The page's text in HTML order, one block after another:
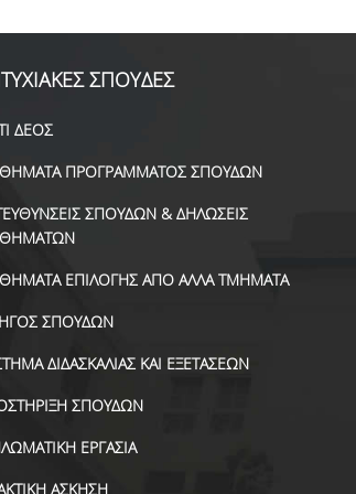
ΣΠΟΥΔΕΣ
ΔΕΟΣ
ΠΡΟΓΡΑΜΜΑΤΟΣ ΣΠΟΥΔΩΝ
ΣΠΟΥΔΩΝ & ΔΗΛΩΣΕΙΣ
ΕΠΙΛΟΓΗΣ ΑΠΟ ΑΛΛΑ ΤΜΗΜΑΤΑ
ΣΠΟΥΔΩΝ
ΔΙΔΑΣΚΑΛΙΑΣ ΚΑΙ ΕΞΕΤΑΣΕΩΝ
ΣΠΟΥΔΩΝ
ΕΡΓΑΣΙΑ
ΑΣΚΗΣΗ